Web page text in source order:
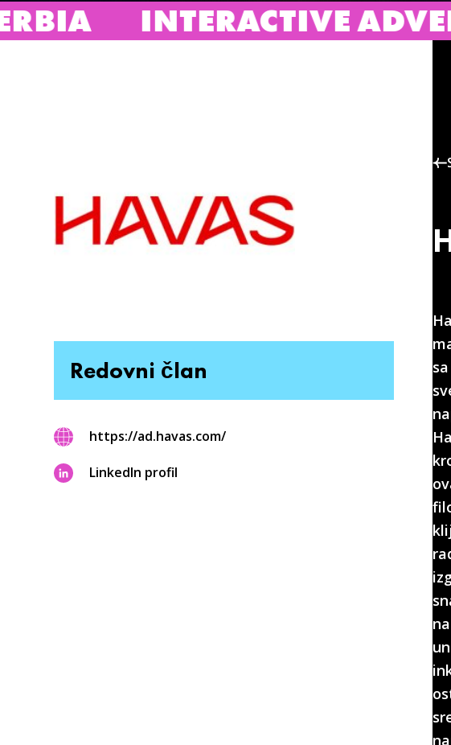
INTERACTIVE
Redovni član
https://ad.havas.com/
LinkedIn profil